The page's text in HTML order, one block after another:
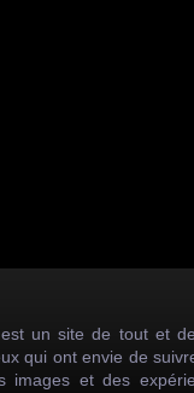
est un site de tout et
qui ont envie de
images et des